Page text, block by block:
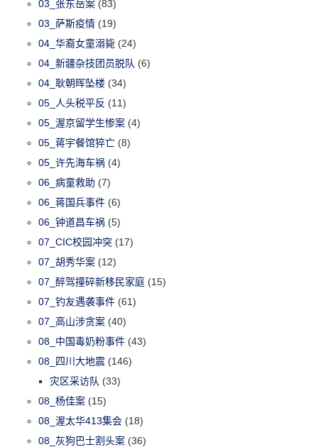
03_张东岳案 (83)
03_萨斯疫情 (19)
04_华裔女童溺毙 (24)
04_新疆杂技团员脱队 (6)
04_耿朝晖坠楼 (34)
05_人头税平反 (11)
05_渥京留学生惨案 (4)
05_蒋宇餐馆猝亡 (8)
05_许先海车祸 (4)
06_病童救助 (7)
06_蒋国兵事件 (6)
06_钟道昌车祸 (5)
07_CIC校园冲突 (17)
07_胡秀华案 (12)
07_醉驾撞碎新移民家庭 (15)
07_钓友遇袭事件 (61)
07_高山涉贪案 (40)
08_中国毒奶粉事件 (43)
08_四川大地震 (146)
灾区采访队 (33)
08_杨佳案 (15)
08_渥太华413集会 (18)
08_灰狗巴士割头案 (36)